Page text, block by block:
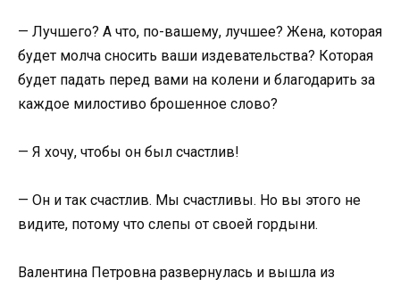
— Лучшего? А что, по-вашему, лучшее? Жена, которая
будет молча сносить ваши издевательства? Которая
будет падать перед вами на колени и благодарить за
каждое милостиво брошенное слово?
— Я хочу, чтобы он был счастлив!
— Он и так счастлив. Мы счастливы. Но вы этого не
видите, потому что слепы от своей гордыни.
Валентина Петровна развернулась и вышла из